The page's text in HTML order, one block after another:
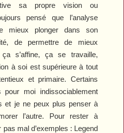
sa propre vision ou
pensé que l’analyse
mieux plonger dans son
de permettre de mieux
ça s’affine, ça se travaille,
à soi est supérieure à tout
et primaire. Certains
moi indissociablement
et je ne peux plus penser à
l’autre. Pour rester à
pas mal d’exemples : Legend